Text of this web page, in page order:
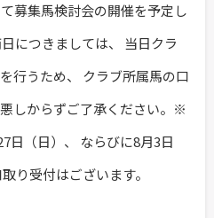
募集馬検討会の開催を予定し
につきましては、 当日クラ
行うため、 クラブ所属馬の口
しからずご了承ください。※
日（日）、 ならびに8月3日
り受付はございます。